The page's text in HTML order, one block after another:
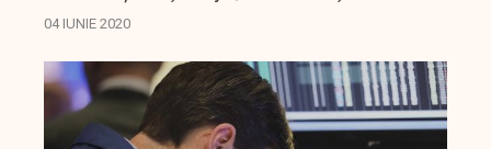
la o jumătate de oră după debut se ridicau la
04 IUNIE 2020